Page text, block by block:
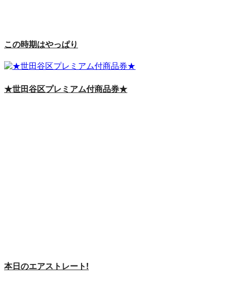
この時期はやっぱり
★世田谷区プレミアム付商品券★
本日のエアストレート!